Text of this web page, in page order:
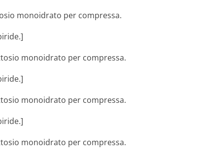
monoidrato per compressa.
monoidrato per compressa.
monoidrato per compressa.
monoidrato per compressa.